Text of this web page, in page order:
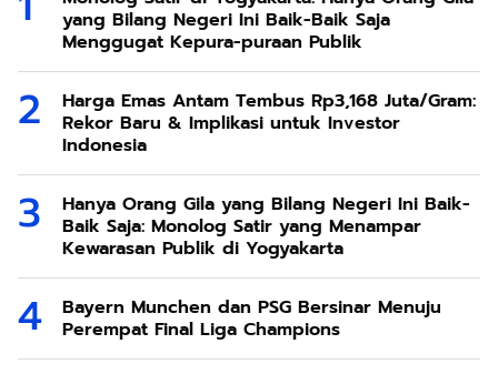
yang Bilang Negeri Ini Baik-Baik Saja
Menggugat Kepura-puraan Publik
Harga Emas Antam Tembus Rp3,168 Juta/Gram:
Rekor Baru & Implikasi untuk Investor
Indonesia
Hanya Orang Gila yang Bilang Negeri Ini Baik-
Baik Saja: Monolog Satir yang Menampar
Kewarasan Publik di Yogyakarta
Bayern Munchen dan PSG Bersinar Menuju
Perempat Final Liga Champions